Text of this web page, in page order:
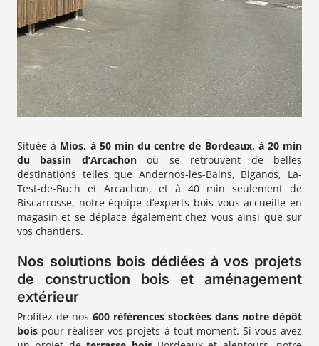
Située à Mios, à 50 min du centre de Bordeaux, à 20 min
du bassin d’Arcachonoù se retrouvent de belles
destinations telles que Andernos-les-Bains, Biganos, La-
Test-de-Buch et Arcachon, et à 40 min seulement de
Biscarrosse, notre équipe d’experts bois vous accueille en
magasin et se déplace également chez vous ainsi que sur
vos chantiers.
Nos solutions bois dédiées à vos projets
de construction bois et aménagement
extérieur
Profitez de nos 600 références stockées dans notre dépôt
bois pour réaliser vos projets à tout moment. Si vous avez